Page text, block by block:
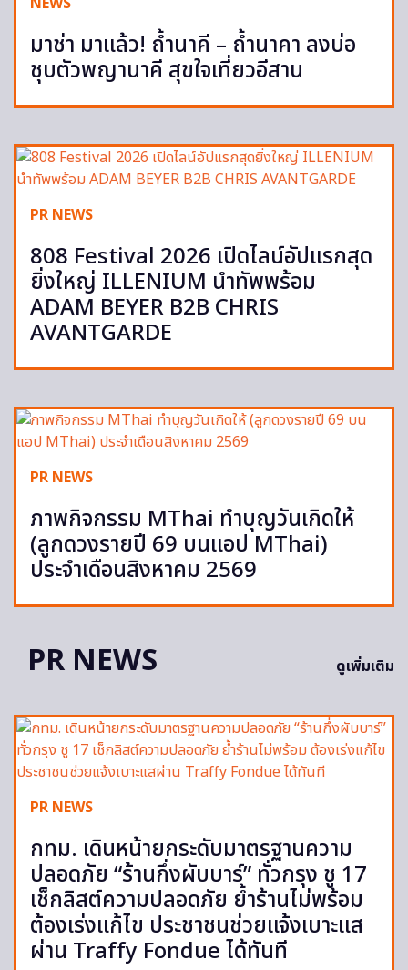
มาช่า มาแล้ว! ถ้ำนาคี – ถ้ำนาคา ลงบ่อ
ชุบตัวพญานาคี สุขใจเที่ยวอีสาน
PR NEWS
808 Festival 2026 เปิดไลน์อัปแรกสุด
ยิ่งใหญ่ ILLENIUM นำทัพพร้อม
ADAM BEYER B2B CHRIS
AVANTGARDE
PR NEWS
ภาพกิจกรรม MThai ทำบุญวันเกิดให้
(ลูกดวงรายปี 69 บนแอป MThai)
ประจำเดือนสิงหาคม 2569
PR NEWS ดูเพิ่มเติม
PR NEWS
กทม. เดินหน้ายกระดับมาตรฐานความ
ปลอดภัย “ร้านกึ่งผับบาร์” ทั่วกรุง ชู 17
เช็กลิสต์ความปลอดภัย ย้ำร้านไม่พร้อม
ต้องเร่งแก้ไข ประชาชนช่วยแจ้งเบาะแส
ผ่าน Traffy Fondue ได้ทันที